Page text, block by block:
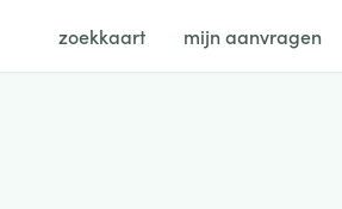
zoekkaart mijn aanvragen